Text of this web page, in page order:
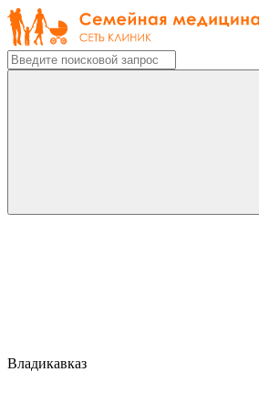
Владикавказ